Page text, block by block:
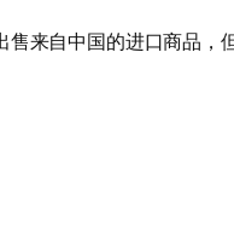
来自中国的进口商品，